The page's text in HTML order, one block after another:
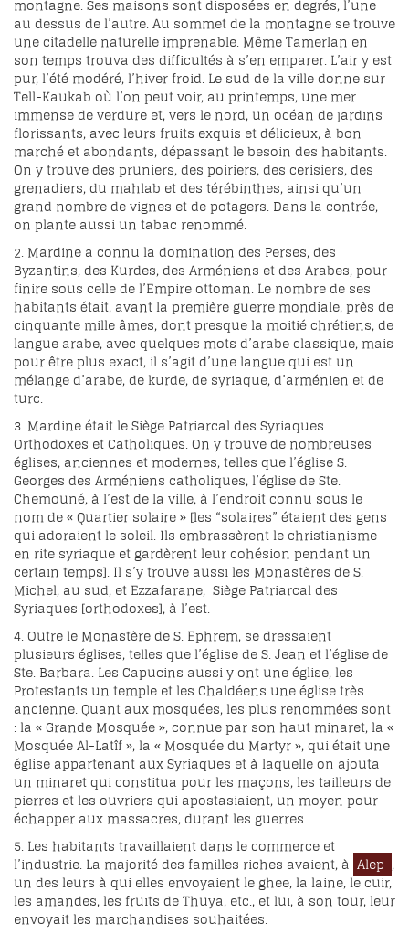
montagne. Ses maisons sont disposées en degrés, l’une
au dessus de l’autre. Au sommet de la montagne se trouve
une citadelle naturelle imprenable. Même Tamerlan en
son temps trouva des difficultés à s’en emparer. L’air y est
pur, l’été modéré, l’hiver froid. Le sud de la ville donne sur
Tell-Kaukab où l’on peut voir, au printemps, une mer
immense de verdure et, vers le nord, un océan de jardins
florissants, avec leurs fruits exquis et délicieux, à bon
marché et abondants, dépassant le besoin des habitants.
On y trouve des pruniers, des poiriers, des cerisiers, des
grenadiers, du mahlab et des térébinthes, ainsi qu’un
grand nombre de vignes et de potagers. Dans la contrée,
on plante aussi un tabac renommé.
2. Mardine a connu la domination des Perses, des
Byzantins, des Kurdes, des Arméniens et des Arabes, pour
finire sous celle de l’Empire ottoman. Le nombre de ses
habitants était, avant la première guerre mondiale, près de
cinquante mille âmes, dont presque la moitié chrétiens, de
langue arabe, avec quelques mots d’arabe classique, mais
pour être plus exact, il s’agit d’une langue qui est un
mélange d’arabe, de kurde, de syriaque, d’arménien et de
turc.
3. Mardine était le Siège Patriarcal des Syriaques
Orthodoxes et Catholiques. On y trouve de nombreuses
églises, anciennes et modernes, telles que l’église S.
Georges des Arméniens catholiques, l’église de Ste.
Chemouné, à l’est de la ville, à l’endroit connu sous le
nom de « Quartier solaire » [les “solaires” étaient des gens
qui adoraient le soleil. Ils embrassèrent le christianisme
en rite syriaque et gardèrent leur cohésion pendant un
certain temps]. Il s’y trouve aussi les Monastères de S.
Michel, au sud, et Ezzafarane, Siège Patriarcal des
Syriaques [orthodoxes], à l’est.
4. Outre le Monastère de S. Ephrem, se dressaient
plusieurs églises, telles que l’église de S. Jean et l’église de
Ste. Barbara. Les Capucins aussi y ont une église, les
Protestants un temple et les Chaldéens une église très
ancienne. Quant aux mosquées, les plus renommées sont
: la « Grande Mosquée », connue par son haut minaret, la «
Mosquée Al-Latîf », la « Mosquée du Martyr », qui était une
église appartenant aux Syriaques et à laquelle on ajouta
un minaret qui constitua pour les maçons, les tailleurs de
pierres et les ouvriers qui apostasiaient, un moyen pour
échapper aux massacres, durant les guerres.
5. Les habitants travaillaient dans le commerce et
l’industrie. La majorité des familles riches avaient, à Alep ,
un des leurs à qui elles envoyaient le ghee, la laine, le cuir,
les amandes, les fruits de Thuya, etc., et lui, à son tour, leur
envoyait les marchandises souhaitées.